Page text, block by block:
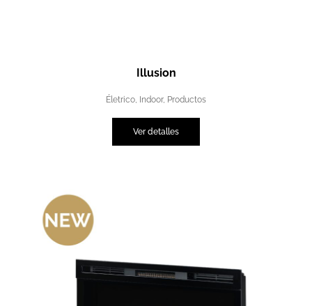
Illusion
Életrico, Indoor, Productos
Ver detalles